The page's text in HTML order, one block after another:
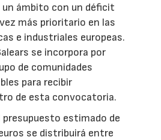
ámbito con un déficit
más prioritario en las
e industriales europeas.
se incorpora por
de comunidades
para recibir
de esta convocatoria.
presupuesto estimado de
se distribuirá entre